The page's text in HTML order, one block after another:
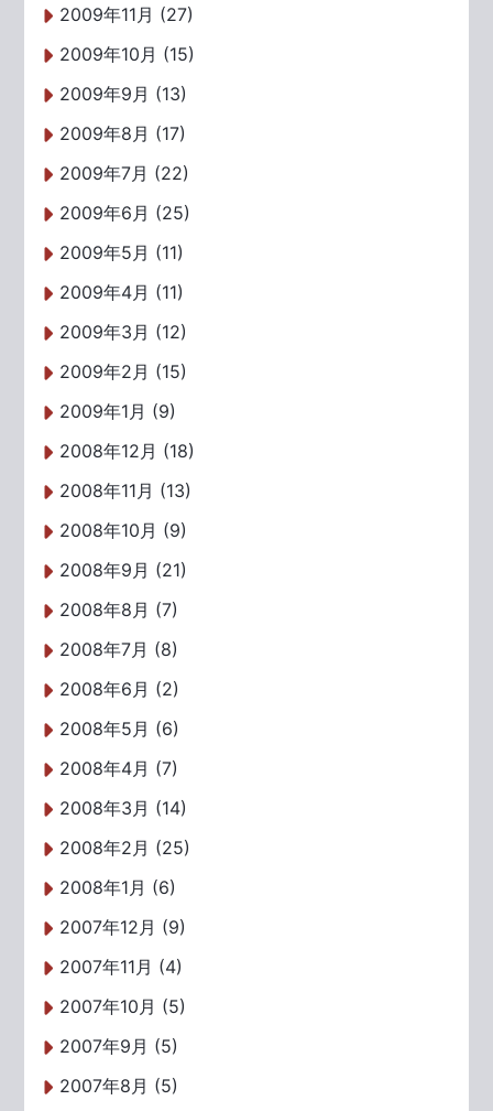
2009年11月 (27)
2009年10月 (15)
2009年9月 (13)
2009年8月 (17)
2009年7月 (22)
2009年6月 (25)
2009年5月 (11)
2009年4月 (11)
2009年3月 (12)
2009年2月 (15)
2009年1月 (9)
2008年12月 (18)
2008年11月 (13)
2008年10月 (9)
2008年9月 (21)
2008年8月 (7)
2008年7月 (8)
2008年6月 (2)
2008年5月 (6)
2008年4月 (7)
2008年3月 (14)
2008年2月 (25)
2008年1月 (6)
2007年12月 (9)
2007年11月 (4)
2007年10月 (5)
2007年9月 (5)
2007年8月 (5)